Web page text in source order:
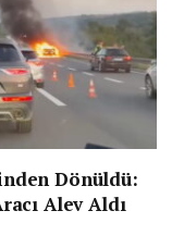
Dönüldü:
Alev Aldı